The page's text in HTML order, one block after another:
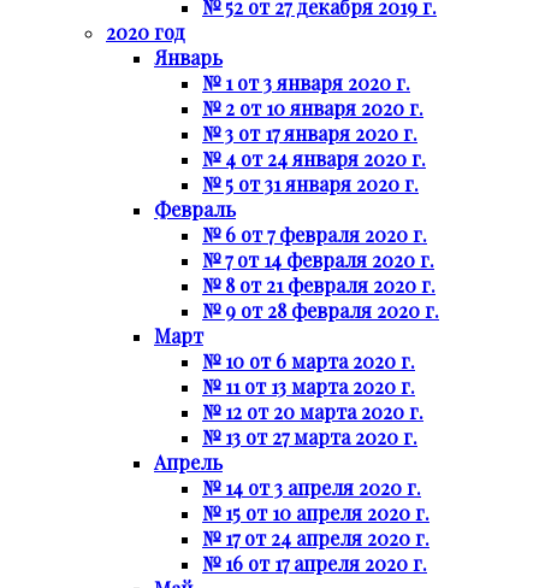
№ 52 от 27 декабря 2019 г.
2020 год
Январь
№ 1 от 3 января 2020 г.
№ 2 от 10 января 2020 г.
№ 3 от 17 января 2020 г.
№ 4 от 24 января 2020 г.
№ 5 от 31 января 2020 г.
Февраль
№ 6 от 7 февраля 2020 г.
№ 7 от 14 февраля 2020 г.
№ 8 от 21 февраля 2020 г.
№ 9 от 28 февраля 2020 г.
Март
№ 10 от 6 марта 2020 г.
№ 11 от 13 марта 2020 г.
№ 12 от 20 марта 2020 г.
№ 13 от 27 марта 2020 г.
Апрель
№ 14 от 3 апреля 2020 г.
№ 15 от 10 апреля 2020 г.
№ 17 от 24 апреля 2020 г.
№ 16 от 17 апреля 2020 г.